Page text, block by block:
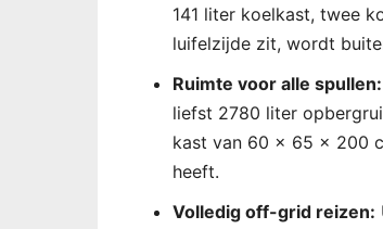
141 liter koelkast, twee
luifelzijde zit, wordt
Ruimte voor alle spullen:
liefst 2780 liter
kast van 60 x 65 x 200
heeft.
Volledig off-grid reizen: